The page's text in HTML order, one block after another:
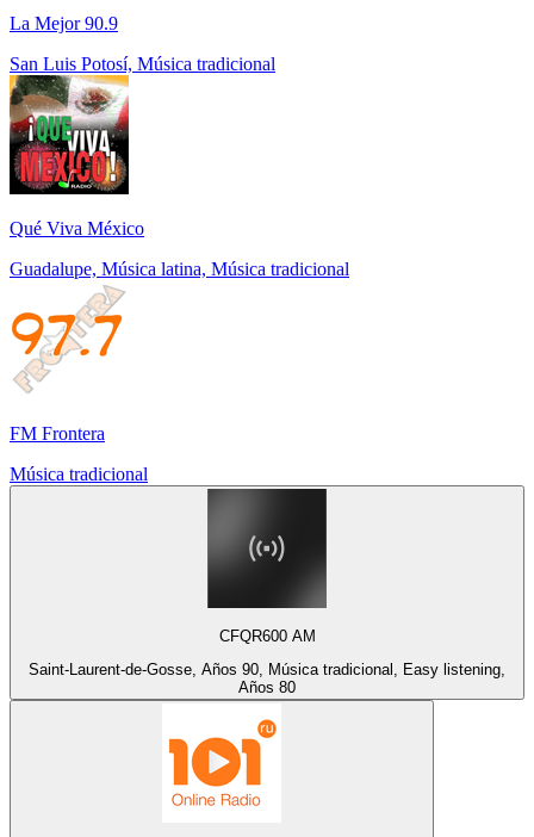
La Mejor 90.9
San Luis Potosí, Música tradicional
Qué Viva México
Guadalupe, Música latina, Música tradicional
FM Frontera
Música tradicional
CFQR600 AM
Saint-Laurent-de-Gosse, Años 90, Música tradicional, Easy listening,
Años 80